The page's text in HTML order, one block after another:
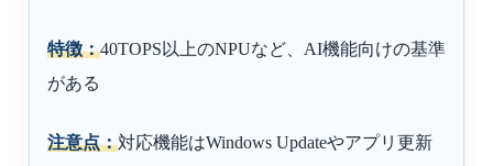
特徴：40TOPS以上のNPUなど、AI機能向けの基準
がある
注意点：対応機能はWindows Updateやアプリ更新